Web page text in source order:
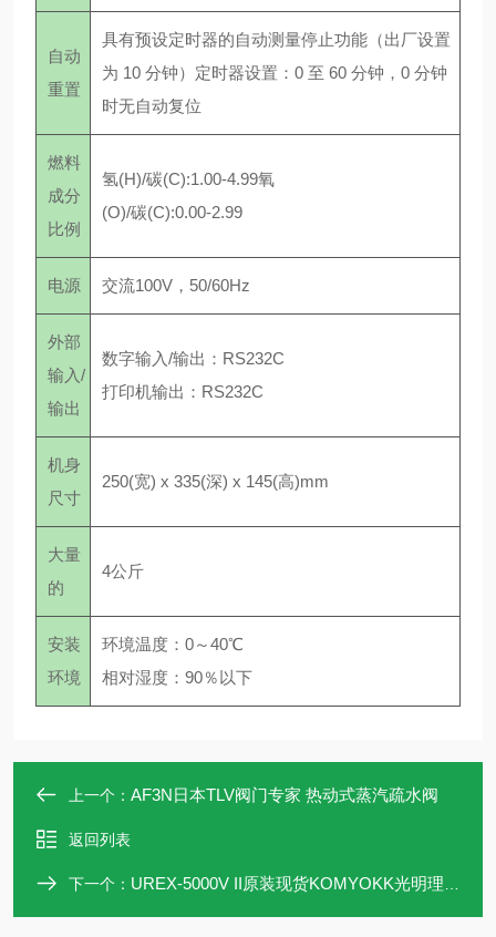
自动
重置
具有预设定时器的自动测量停止功能（出厂设置
为 10 分钟）定时器设置：0 至 60 分钟，0 分钟
时无自动复位
燃料
成分
比例
氢(H)/碳(C):1.00-4.99氧
(O)/碳(C):0.00-2.99
电源 交流100V，50/60Hz
外部
输入/
输出
数字输入/输出：RS232C
打印机输出：RS232C
机身
尺寸
250(宽) x 335(深) x 145(高)mm
大量
的
4公斤
安装
环境
环境温度：0～40℃
相对湿度：90％以下
上一个： AF3N日本TLV阀门专家 热动式蒸汽疏水阀
返回列表
下一个： UREX-5000V II原装现货KOMYOKK光明理化 汽车尾气检测仪